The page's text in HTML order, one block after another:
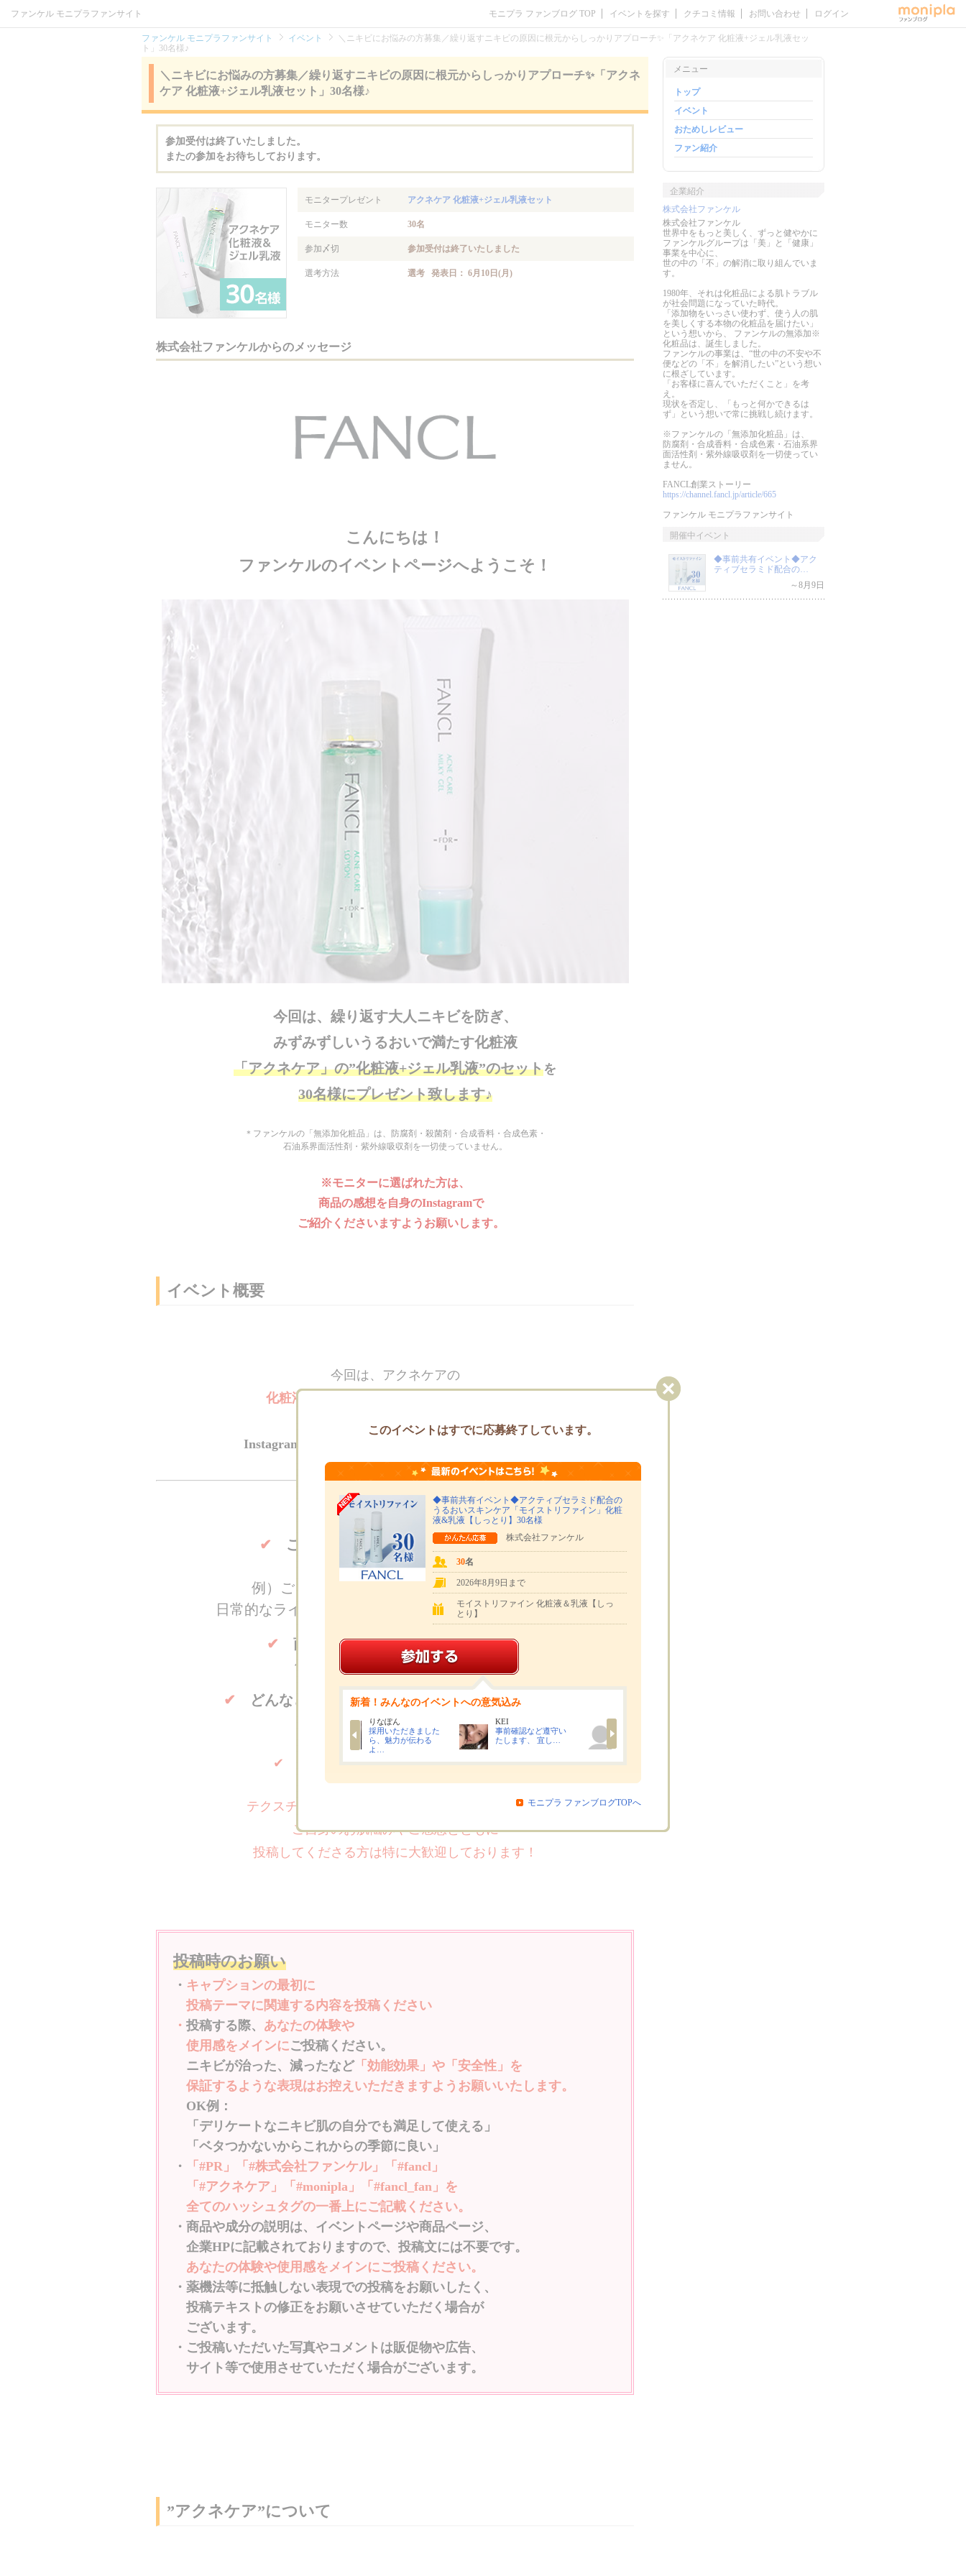
ファンケル モニプラファンサイト モニプラ ファンブログ TOP イベントを探す クチコミ情報 お問い合わせ ログイン
ファンケル モニプラファンサイト イベント
＼ニキビにお悩みの方募集／繰り返すニキビの原因に根元からしっかりアプローチ✨「アクネケア 化粧液+ジェル乳液セッ
ト」30名様♪
＼ニキビにお悩みの方募集／繰り返すニキビの原因に根元からしっかりアプローチ✨「アクネ
ケア 化粧液+ジェル乳液セット」30名様♪
参加受付は終了いたしました。
またの参加をお待ちしております。
モニタープレゼント アクネケア 化粧液+ジェル乳液セット
モニター数 30名
参加〆切 参加受付は終了いたしました
選考方法 選考 発表日： 6月10日(月)
株式会社ファンケルからのメッセージ
こんにちは！
ファンケルのイベントページへようこそ！
今回は、繰り返す大人ニキビを防ぎ、
みずみずしいうるおいで満たす化粧液
「アクネケア」の”化粧液+ジェル乳液”のセットを
30名様にプレゼント致します♪
＊ファンケルの「無添加化粧品」は、防腐剤・殺菌剤・合成香料・合成色素・
石油系界面活性剤・紫外線吸収剤を一切使っていません。
※モニターに選ばれた方は、
商品の感想を自身のInstagramで
ご紹介くださいますようお願いします。
イベント概要
今回は、アクネケアの
化粧液とジェル乳液をライン使い
投稿テーマに沿った内容を
Instagramにご投稿頂ける方
▼▼ 投稿テーマ ▼▼
✔
ご自身が経験した肌トラブルについて
（冒頭一文目に）
例）ご自身の年齢や肌質が原因となるもの、
日常的なライフスタイルによるもの、季節的なもの、等
✔
商品をご利用いただいた感想・実感
例）テクスチャ―、使用感、等
✔ どんなところに魅力を感じてお使いいただいたか
▼▼ 投稿画像 ▼▼
✔ 実際に塗布している様子の画像・動画
テクスチャーや肌馴染みの良さがわかる動画などを
ご自身のお肌悩みやご感想とともに
投稿してくださる方は特に大歓迎しております！
投稿時のお願い
・ キャプションの最初に
投稿テーマに関連する内容を投稿ください
・ 投稿する際、 あなたの体験や
使用感をメインにご投稿ください。
ニキビが治った、減ったなど「効能効果」や「安全性」を
保証するような表現はお控えいただきますようお願いいたします。
OK例：
「デリケートなニキビ肌の自分でも満足して使える」
「ベタつかないからこれからの季節に良い」
・
「#PR」「#株式会社ファンケル」「#fancl」
「#アクネケア」「#monipla」「#fancl_fan」を
全てのハッシュタグの一番上にご記載ください。
・商品や成分の説明は、イベントページや商品ページ、
企業HPに記載されておりますので、 投稿文には不要です。
あなたの体験や使用感をメインにご投稿ください。
・薬機法等に抵触しない表現での投稿をお願いしたく、
投稿テキストの修正をお願いさせていただく場合が
ございます。
・ご投稿いただいた写真やコメントは販促物や広告、
サイト等で使用させていただく場合がございます。
”アクネケア”について
メニュー
トップ
イベント
おためしレビュー
ファン紹介
企業紹介
株式会社ファンケル
株式会社ファンケル
世界中をもっと美しく、ずっと健やかに
ファンケルグループは「美」と「健康」
事業を中心に、
世の中の「不」の解消に取り組んでいま
す。
1980年、それは化粧品による肌トラブル
が社会問題になっていた時代。
「添加物をいっさい使わず、使う人の肌
を美しくする本物の化粧品を届けたい」
という想いから、 ファンケルの無添加※
化粧品は、誕生しました。
ファンケルの事業は、“世の中の不安や不
便などの「不」を解消したい”という想い
に根ざしています。
「お客様に喜んでいただくこと」を考
え。
現状を否定し、「もっと何かできるは
ず」という想いで常に挑戦し続けます。
※ファンケルの「無添加化粧品」は、
防腐剤・合成香料・合成色素・石油系界
面活性剤・紫外線吸収剤を一切使ってい
ません。
FANCL創業ストーリー
https://channel.fancl.jp/article/665
ファンケル モニプラファンサイト
開催中イベント
◆事前共有イベント◆アク
ティブセラミド配合の…
～8月9日
このイベントはすでに応募終了しています。
◆事前共有イベント◆アクティブセラミド配合の
うるおいスキンケア「モイストリファイン」化粧
液&乳液【しっとり】30名様
株式会社ファンケル
30名
2026年8月9日まで
モイストリファイン 化粧液＆乳液【しっ
とり】
新着！みんなのイベントへの意気込み
事前確認など遵守い
たします、 宜し…
現在LIPSでは毎日投
稿して製品の良…
モニプラ ファンブログTOPへ